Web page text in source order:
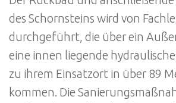
des Schornsteins wird von
durchgeführt, die über ein
eine innen liegende
zu ihrem Einsatzort in über 89
kommen. Die